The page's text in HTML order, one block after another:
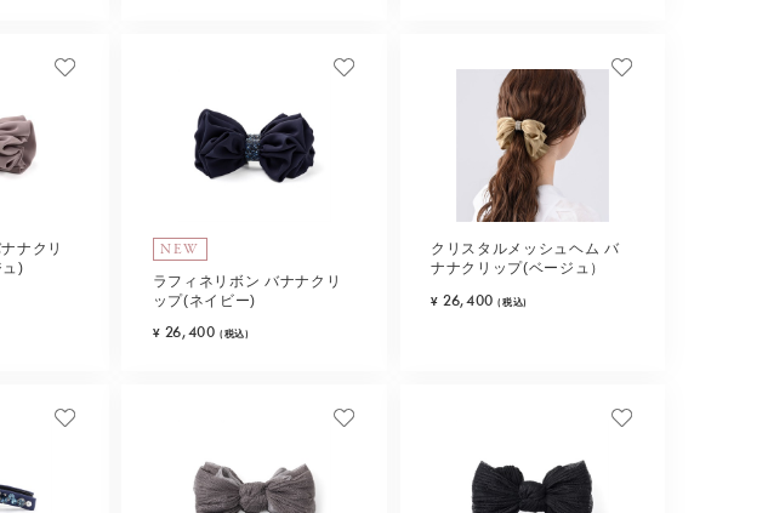
ナクリ
ュ)
NEW
ラフィネリボン バナナクリ
ップ(ネイビー)
¥ 26,400 (税込)
クリスタルメッシュヘム バ
ナナクリップ(ベージュ）
¥ 26,400 (税込)